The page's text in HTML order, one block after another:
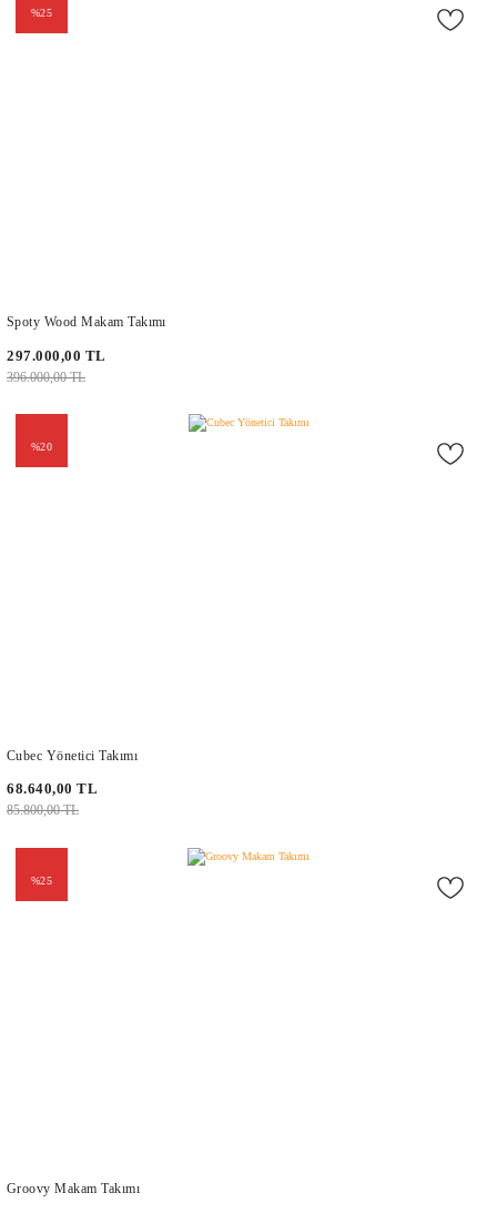
%25
Spoty Wood Makam Takımı
297.000,00 TL
396.000,00 TL
%20
Cubec Yönetici Takımı
68.640,00 TL
85.800,00 TL
%25
Groovy Makam Takımı